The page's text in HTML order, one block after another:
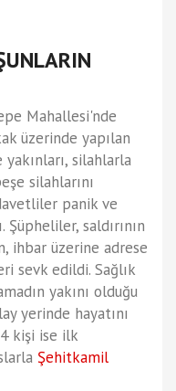
Mahallesi'nde
üzerinde yapılan
silahlarla
silahlarını
panik ve
saldırının
ihbar üzerine adrese
sevk edildi. Sağlık
yakını olduğu
yerinde hayatını
kişi ise ilk
Şehitkamil